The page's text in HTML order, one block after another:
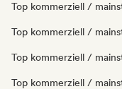
Top kommerziell /
Top kommerziell /
Top kommerziell /
Top kommerziell /